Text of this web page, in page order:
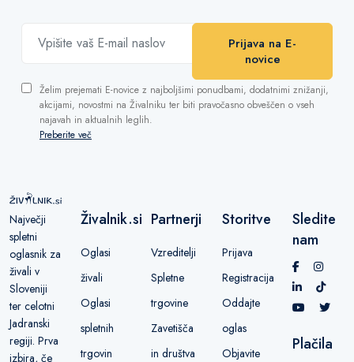
Prijava na E-
novice
Želim prejemati E-novice z najboljšimi ponudbami, dodatnimi znižanji,
akcijami, novostmi na Živalniku ter biti pravočasno obveščen o vseh
najavah in aktualnih leglih.
Preberite več
Največji
spletni
oglasnik za
živali v
Sloveniji
ter celotni
Jadranski
regiji. Prva
izbira, če
Živalnik.si
Oglasi
živali
Oglasi
spletnih
trgovin
Partnerji
Vzreditelji
Spletne
trgovine
Zavetišča
in društva
Storitve
Prijava
Registracija
Oddajte
oglas
Objavite
Sledite
nam
Plačila